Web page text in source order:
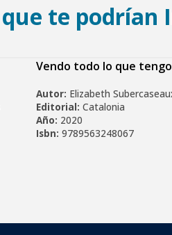
que te podrían
Vendo todo lo que tengo
Autor: Elizabeth
Editorial: Catalonia
Año: 2020
Isbn: 9789563248067